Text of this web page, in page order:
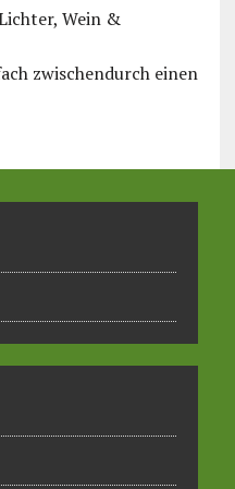
Wein &
zwischendurch einen